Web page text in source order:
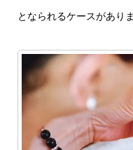
となられるケースがありま